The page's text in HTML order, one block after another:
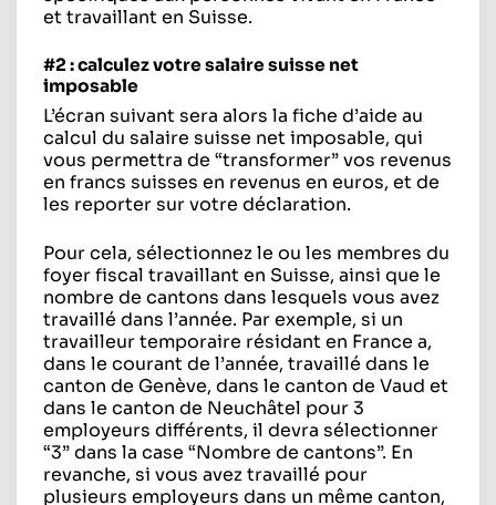
et travaillant en Suisse.
#2 : calculez votre salaire suisse net
imposable
L’écran suivant sera alors la fiche d’aide au
calcul du salaire suisse net imposable, qui
vous permettra de “transformer” vos revenus
en francs suisses en revenus en euros, et de
les reporter sur votre déclaration.
Pour cela, sélectionnez le ou les membres du
foyer fiscal travaillant en Suisse, ainsi que le
nombre de cantons dans lesquels vous avez
travaillé dans l’année. Par exemple, si un
travailleur temporaire résidant en France a,
dans le courant de l’année, travaillé dans le
canton de Genève, dans le canton de Vaud et
dans le canton de Neuchâtel pour 3
employeurs différents, il devra sélectionner
“3” dans la case “Nombre de cantons”. En
revanche, si vous avez travaillé pour
plusieurs employeurs dans un même canton,